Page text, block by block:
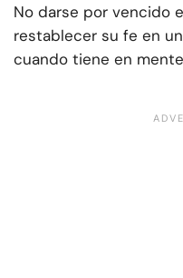
No darse por vencido
restablecer su fe en
cuando tiene en